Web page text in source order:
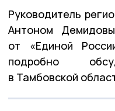
Руководитель
Антоном
от «Единой
подробно
в Тамбовской